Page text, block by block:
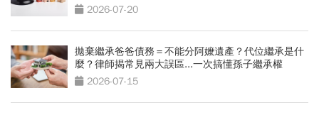
2026-07-20
拋棄繼承爸爸債務＝不能分阿嬤遺產？代位繼承是什
麼？律師揭常見兩大誤區...一次搞懂孫子繼承權
2026-07-15